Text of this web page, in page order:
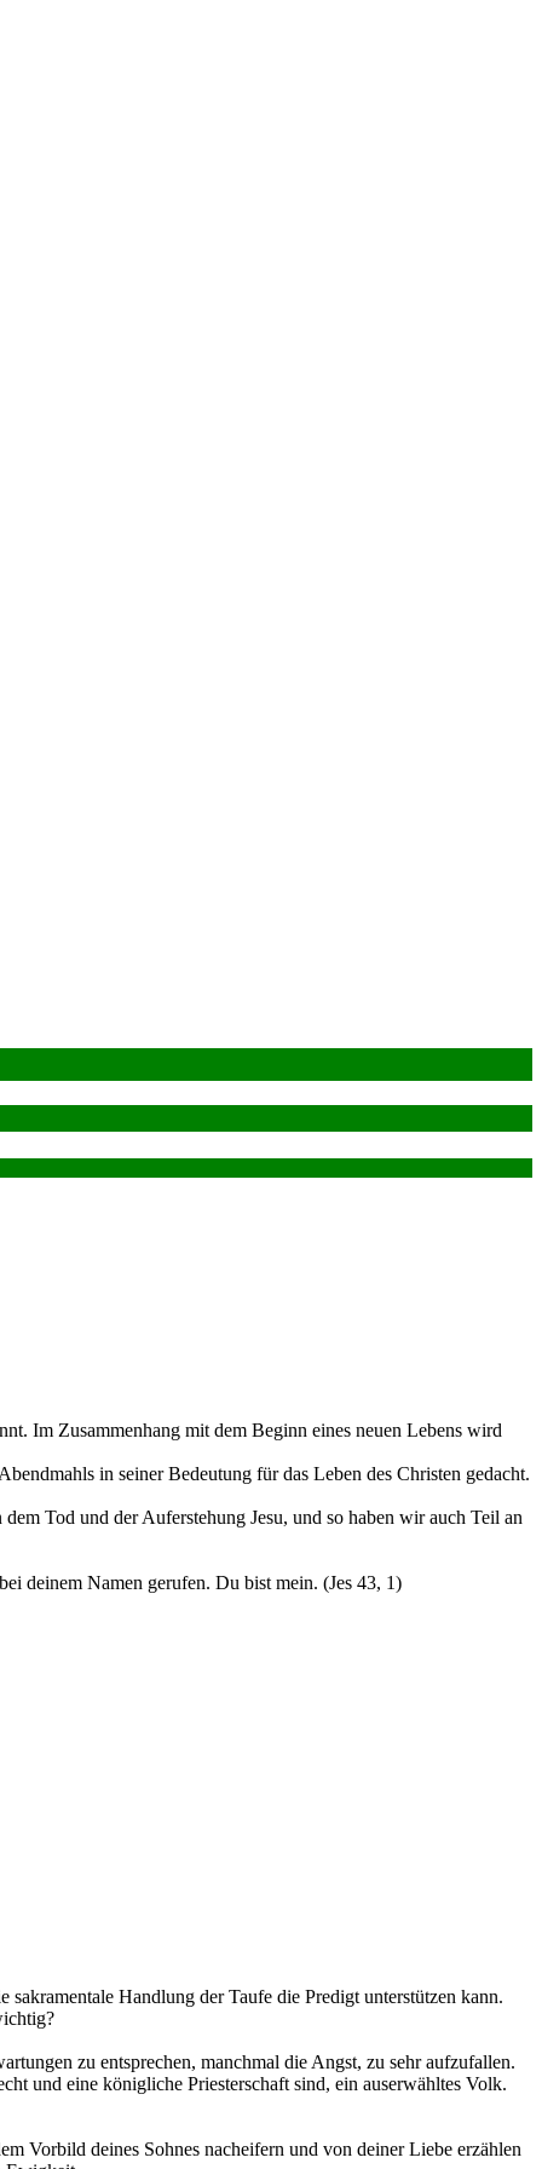
Im Zusammenhang mit dem Beginn eines neuen Lebens wird
in seiner Bedeutung für das Leben des Christen gedacht.
Tod und der Auferstehung Jesu, und so haben wir auch Teil an
deinem Namen gerufen. Du bist mein. (Jes 43, 1)
sakramentale Handlung der Taufe die Predigt unterstützen kann.
zu entsprechen, manchmal die Angst, zu sehr aufzufallen.
und eine königliche Priesterschaft sind, ein auserwähltes Volk.
Vorbild deines Sohnes nacheifern und von deiner Liebe erzählen